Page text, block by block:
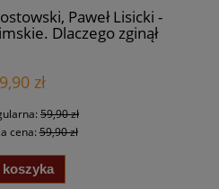
Paweł Lisicki -
Dlaczego zginął
zł
59,90 zł
cena:59,90 zł